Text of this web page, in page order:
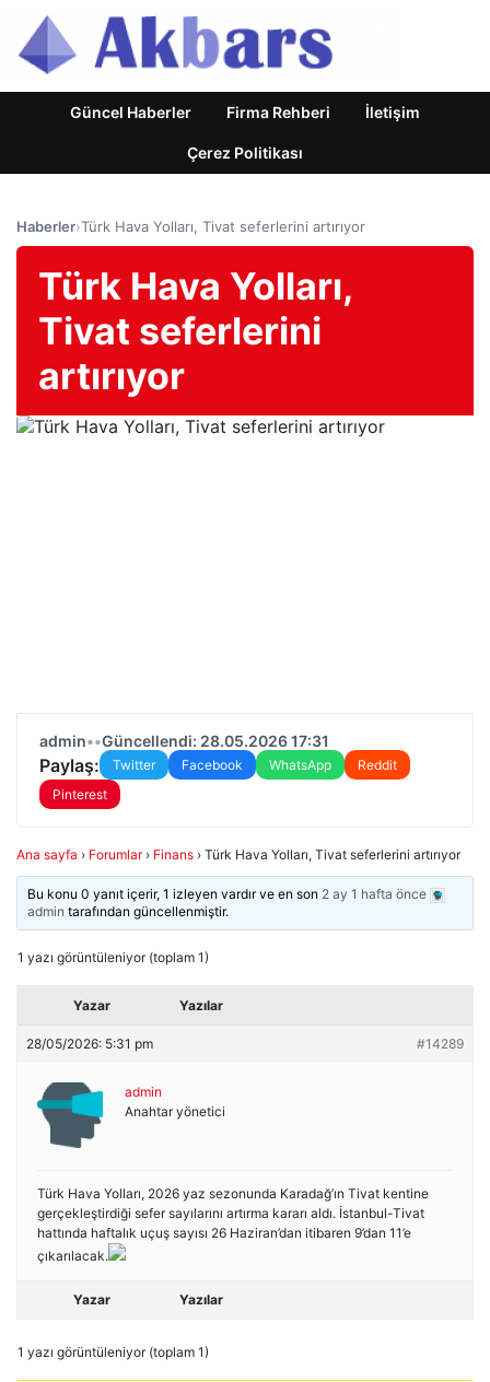
Güncel Haberler Firma Rehberi İletişim
Çerez Politikası
Haberler›Türk Hava Yolları, Tivat seferlerini artırıyor
Türk Hava Yolları,
Tivat seferlerini
artırıyor
admin••Güncellendi: 28.05.2026 17:31
Paylaş: Twitter Facebook WhatsApp
Reddit
Pinterest
Ana sayfa › Forumlar › Finans › Türk Hava Yolları, Tivat seferlerini artırıyor
Bu konu 0 yanıt içerir, 1 izleyen vardır ve en son 2 ay 1 hafta önce
admin tarafından güncellenmiştir.
1 yazı görüntüleniyor (toplam 1)
Yazar Yazılar
28/05/2026: 5:31 pm #14289
admin
Anahtar yönetici
Türk Hava Yolları, 2026 yaz sezonunda Karadağ’ın Tivat kentine
gerçekleştirdiği sefer sayılarını artırma kararı aldı. İstanbul-Tivat
hattında haftalık uçuş sayısı 26 Haziran’dan itibaren 9’dan 11’e
çıkarılacak.
Yazar Yazılar
1 yazı görüntüleniyor (toplam 1)